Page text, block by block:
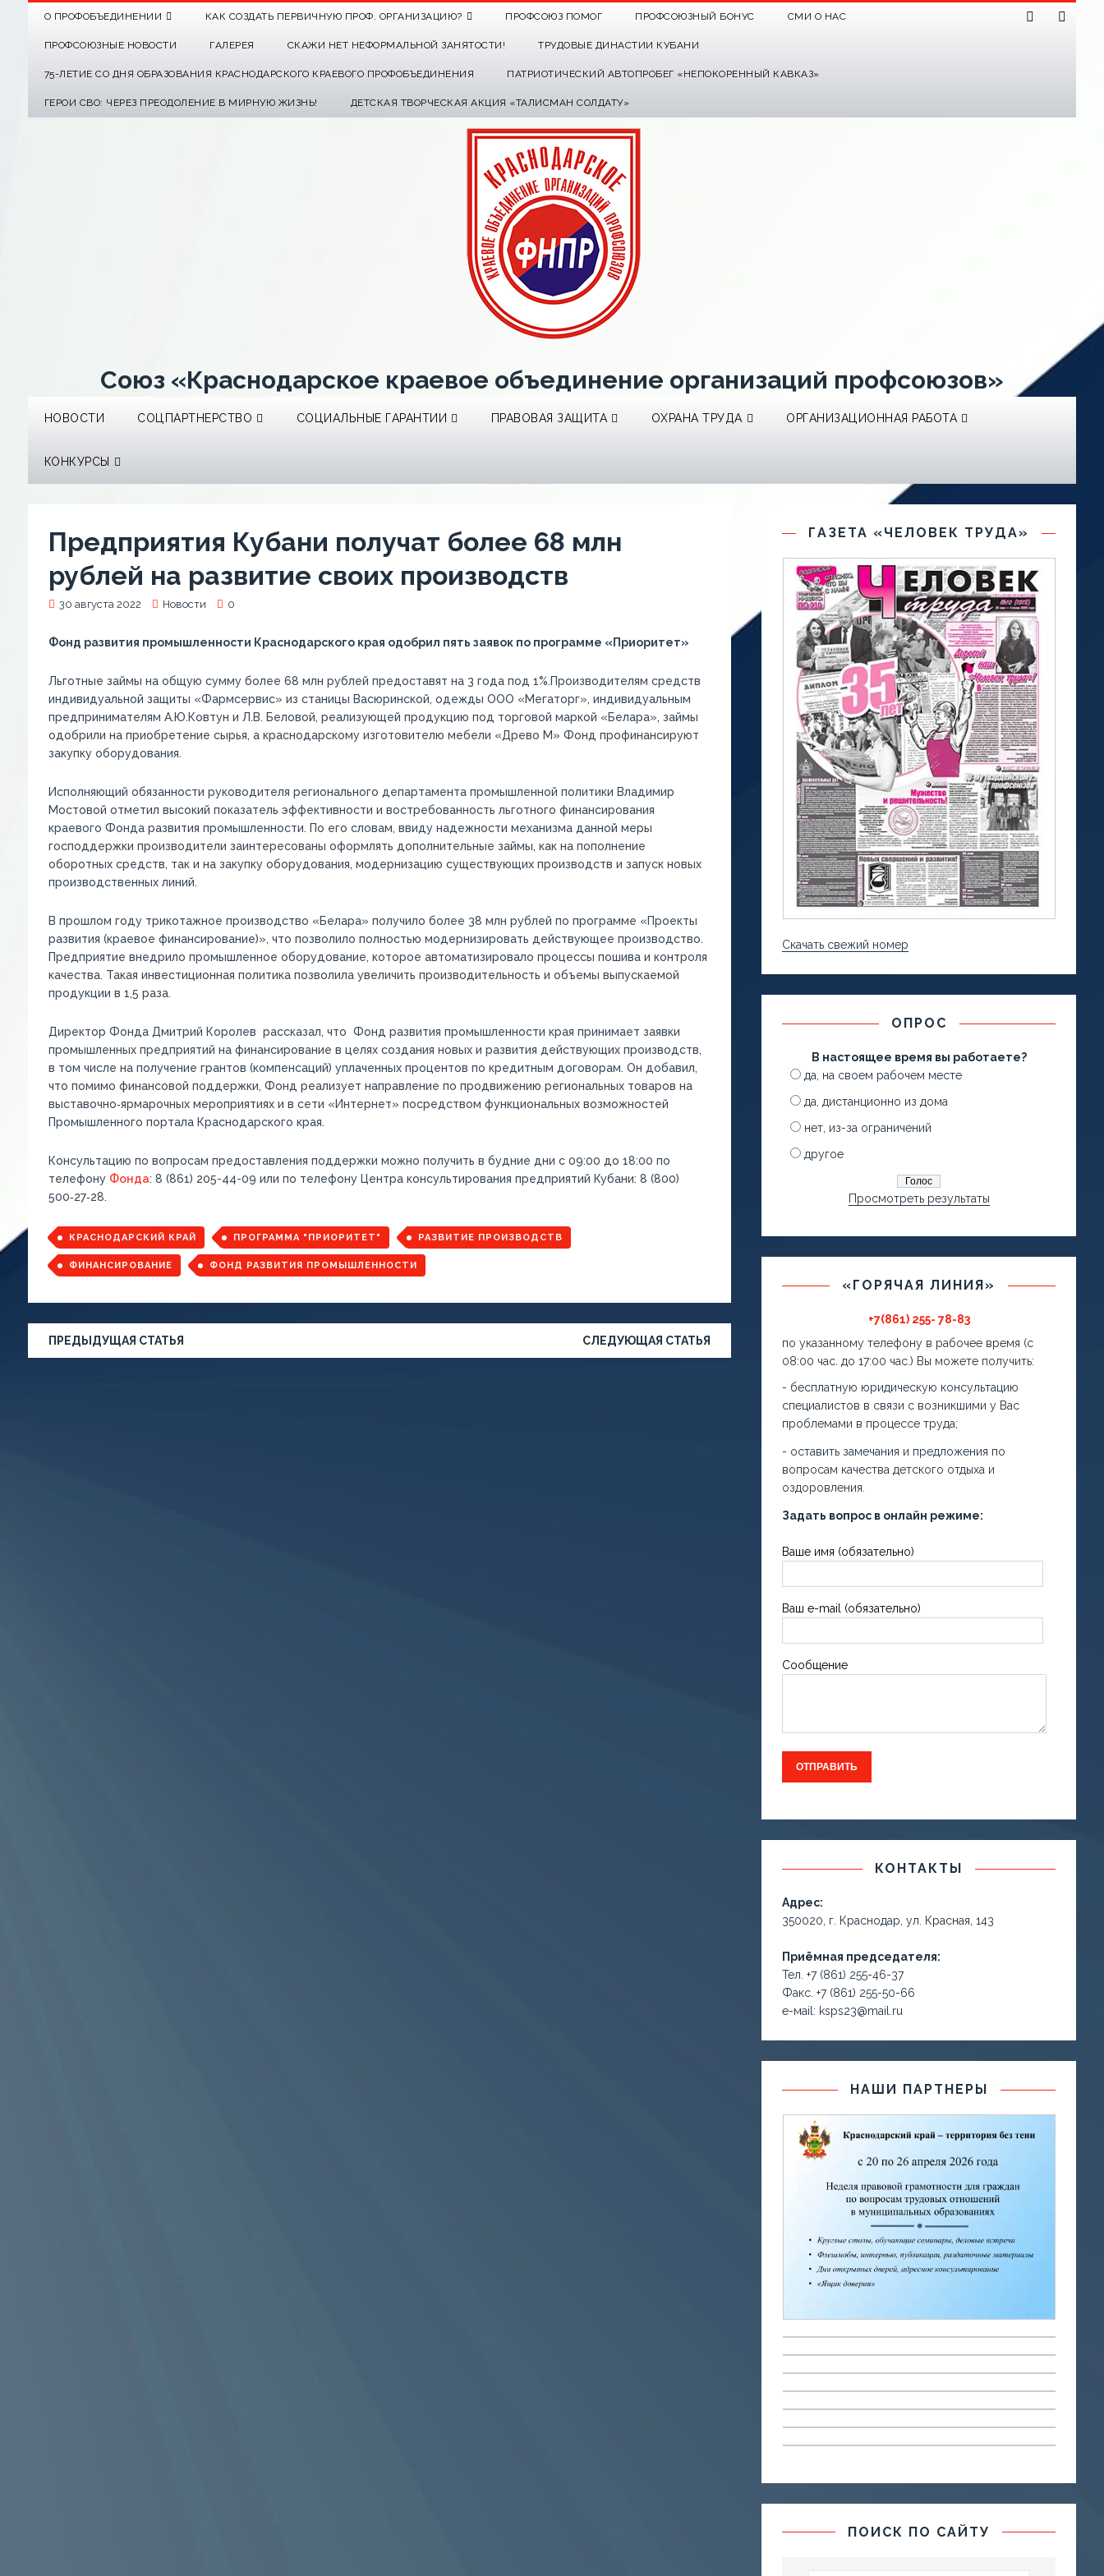
О ПРОФОБЪЕДИНЕНИИ КАК СОЗДАТЬ ПЕРВИЧНУЮ ПРОФ. ОРГАНИЗАЦИЮ? ПРОФСОЮЗ ПОМОГ ПРОФСОЮЗНЫЙ БОНУС СМИ О НАС
ПРОФСОЮЗНЫЕ НОВОСТИ ГАЛЕРЕЯ СКАЖИ НЕТ НЕФОРМАЛЬНОЙ ЗАНЯТОСТИ! ТРУДОВЫЕ ДИНАСТИИ КУБАНИ
75-ЛЕТИЕ СО ДНЯ ОБРАЗОВАНИЯ КРАСНОДАРСКОГО КРАЕВОГО ПРОФОБЪЕДИНЕНИЯ ПАТРИОТИЧЕСКИЙ АВТОПРОБЕГ «НЕПОКОРЕННЫЙ КАВКАЗ»
ГЕРОИ СВО: ЧЕРЕЗ ПРЕОДОЛЕНИЕ В МИРНУЮ ЖИЗНЬ! ДЕТСКАЯ ТВОРЧЕСКАЯ АКЦИЯ «ТАЛИСМАН СОЛДАТУ»
Союз «Краснодарское краевое объединение организаций профсоюзов»
НОВОСТИ СОЦПАРТНЕРСТВО СОЦИАЛЬНЫЕ ГАРАНТИИ ПРАВОВАЯ ЗАЩИТА ОХРАНА ТРУДА ОРГАНИЗАЦИОННАЯ РАБОТА
КОНКУРСЫ
Предприятия Кубани получат более 68 млн
рублей на развитие своих производств
30 августа 2022 Новости 0
Фонд развития промышленности Краснодарского края одобрил пять заявок по программе «Приоритет»
Льготные займы на общую сумму более 68 млн рублей предоставят на 3 года под 1%.Производителям средств
индивидуальной защиты «Фармсервис» из станицы Васюринской, одежды ООО «Мегаторг», индивидуальным
предпринимателям А.Ю.Ковтун и Л.В. Беловой, реализующей продукцию под торговой маркой «Белара», займы
одобрили на приобретение сырья, а краснодарскому изготовителю мебели «Древо М» Фонд профинансируют
закупку оборудования.
Исполняющий обязанности руководителя регионального департамента промышленной политики Владимир
Мостовой отметил высокий показатель эффективности и востребованность льготного финансирования
краевого Фонда развития промышленности. По его словам, ввиду надежности механизма данной меры
господдержки производители заинтересованы оформлять дополнительные займы, как на пополнение
оборотных средств, так и на закупку оборудования, модернизацию существующих производств и запуск новых
производственных линий.
В прошлом году трикотажное производство «Белара» получило более 38 млн рублей по программе «Проекты
развития (краевое финансирование)», что позволило полностью модернизировать действующее производство.
Предприятие внедрило промышленное оборудование, которое автоматизировало процессы пошива и контроля
качества. Такая инвестиционная политика позволила увеличить производительность и объемы выпускаемой
продукции в 1,5 раза.
Директор Фонда Дмитрий Королев рассказал, что Фонд развития промышленности края принимает заявки
промышленных предприятий на финансирование в целях создания новых и развития действующих производств,
в том числе на получение грантов (компенсаций) уплаченных процентов по кредитным договорам. Он добавил,
что помимо финансовой поддержки, Фонд реализует направление по продвижению региональных товаров на
выставочно‑ярмарочных мероприятиях и в сети «Интернет» посредством функциональных возможностей
Промышленного портала Краснодарского края.
Консультацию по вопросам предоставления поддержки можно получить в будние дни с 09:00 до 18:00 по
телефону Фонда: 8 (861) 205-44-09 или по телефону Центра консультирования предприятий Кубани: 8 (800)
500‑27‑28.
КРАСНОДАРСКИЙ КРАЙ ПРОГРАММА "ПРИОРИТЕТ" РАЗВИТИЕ ПРОИЗВОДСТВ
ФИНАНСИРОВАНИЕ ФОНД РАЗВИТИЯ ПРОМЫШЛЕННОСТИ
ПРЕДЫДУЩАЯ СТАТЬЯ СЛЕДУЮЩАЯ СТАТЬЯ
ГАЗЕТА «ЧЕЛОВЕК ТРУДА»
Скачать свежий номер
ОПРОС
В настоящее время вы работаете?
да, на своем рабочем месте
да, дистанционно из дома
нет, из-за ограничений
другое
Просмотреть результаты
«ГОРЯЧАЯ ЛИНИЯ»
+7(861) 255- 78-83
по указанному телефону в рабочее время (с
08:00 час. до 17:00 час.) Вы можете получить:
- бесплатную юридическую консультацию
специалистов в связи с возникшими у Вас
проблемами в процессе труда;
- оставить замечания и предложения по
вопросам качества детского отдыха и
оздоровления.
Задать вопрос в онлайн режиме:
Ваше имя (обязательно)
Ваш e-mail (обязательно)
Сообщение
КОНТАКТЫ
Адрес:
350020, г. Краснодар, ул. Красная, 143
Приёмная председателя:
Тел. +7 (861) 255-46-37
Факс. +7 (861) 255-50-66
е-маil: ksps23@mail.ru
НАШИ ПАРТНЕРЫ
ПОИСК ПО САЙТУ